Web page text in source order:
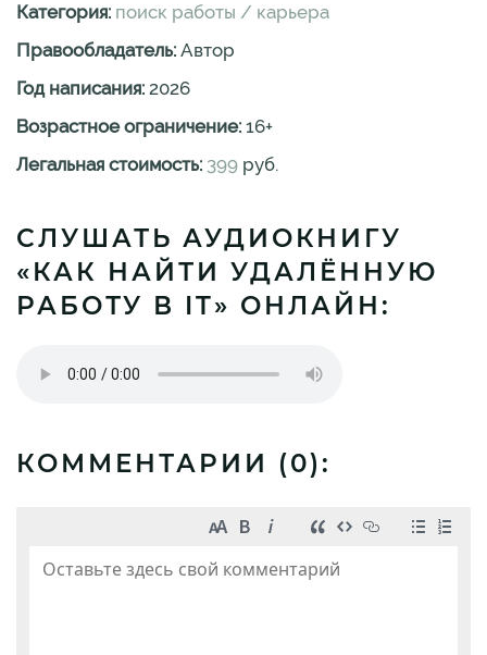
Категория: поиск работы / карьера
Правообладатель: Автор
Год написания: 2026
Возрастное ограничение: 16+
Легальная стоимость: 399 руб.
СЛУШАТЬ АУДИОКНИГУ
«КАК НАЙТИ УДАЛЁННУЮ
РАБОТУ В IT» ОНЛАЙН:
КОММЕНТАРИИ (0):